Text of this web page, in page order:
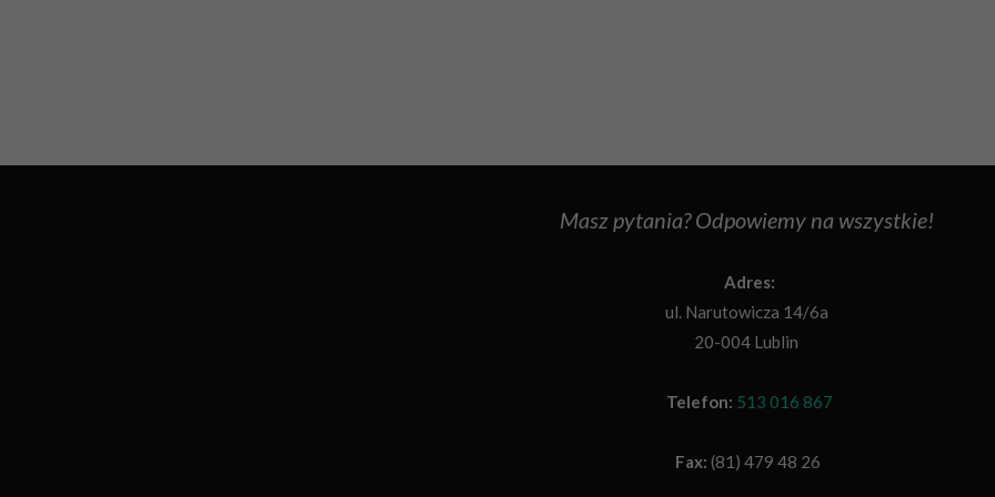
Masz pytania? Odpowiemy na wszystkie!
Adres:
ul. Narutowicza 14/6a
20-004 Lublin
Telefon: 513 016 867
Fax: (81) 479 48 26